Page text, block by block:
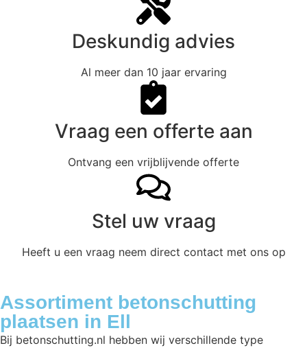
Deskundig advies
Al meer dan 10 jaar ervaring
Vraag een offerte aan
Ontvang een vrijblijvende offerte
Stel uw vraag
Heeft u een vraag neem direct contact met ons op
Assortiment betonschutting
plaatsen in Ell
Bij betonschutting.nl hebben wij verschillende type